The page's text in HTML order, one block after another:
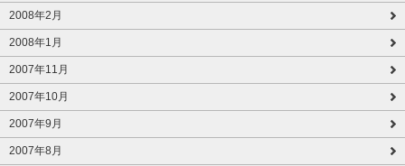
2008年2月
2008年1月
2007年11月
2007年10月
2007年9月
2007年8月